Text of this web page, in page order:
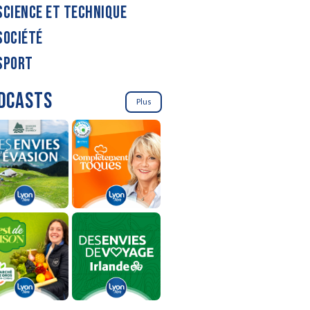
ET TECHNIQUE
Plus